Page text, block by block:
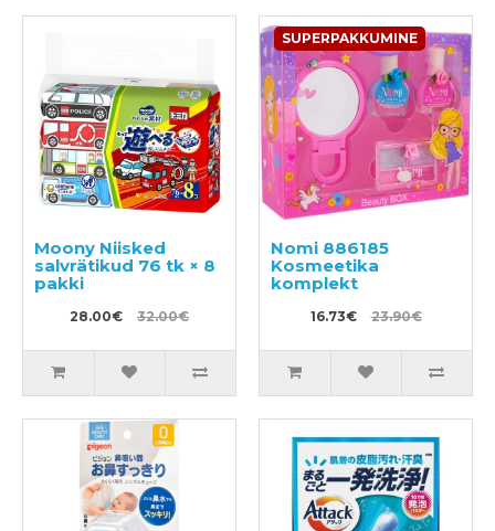
Moony Niisked
salvrätikud 76 tk × 8
pakki
28.00€ 32.00€
SUPERPAKKUMINE
Nomi 886185
Kosmeetika
komplekt
16.73€ 23.90€